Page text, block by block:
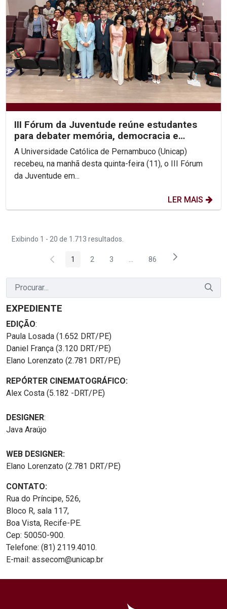
III Fórum da Juventude reúne estudantes
para debater memória, democracia e
direitos humanos na...
A Universidade Católica de Pernambuco (Unicap)
recebeu, na manhã desta quinta-feira (11), o III Fórum
da Juventude em...
LER MAIS
Exibindo 1 - 20 de 1.713 resultados.
Página
1 Página
2 Página
3 Páginas intermediárias Usar
Página
86
EXPEDIENTE
EDIÇÃO:
Paula Losada (1.652 DRT/PE)
Daniel França (3.120 DRT/PE)
Elano Lorenzato (2.781 DRT/PE)
REPÓRTER CINEMATOGRÁFICO:
Alex Costa (5.182 -DRT/PE)
DESIGNER:
Java Araújo
WEB DESIGNER:
Elano Lorenzato (2.781 DRT/PE)
CONTATO:
Rua do Príncipe, 526,
Bloco R, sala 117,
Boa Vista, Recife-PE.
Cep: 50050-900.
Telefone: (81) 2119.4010.
E-mail: assecom@unicap.br